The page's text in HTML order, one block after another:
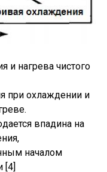
и нагрева чистого
при охлаждении и
впадина на
началом
[4]